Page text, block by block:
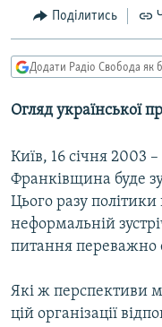
навігації
Перейти
до
ЕКОНОМІКА
КУЛЬТУРА
СПОРТ
СВІТ
РОСІЙСЬКА
КРИМ.РЕАЛІЇ
ТИ ЯК?
КИТАЙ.ВИКЛИКИ
МУЛЬТИМЕДІА
ФОТО
ПОДКАСТИ
Поділитись
Додати Радіо Свобода як
Огляд української
Київ, 16 січня 2003
Франківщина буде
Цього разу
неформальній
питання переважно
Які ж перспективи
цій організації